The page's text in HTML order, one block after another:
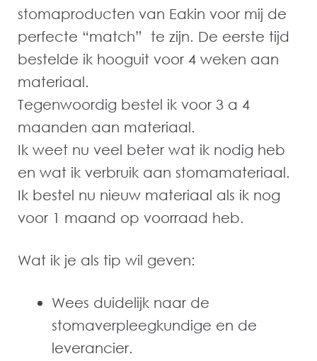
stomaproducten van Eakin voor mij de
perfecte “match” te zijn. De eerste tijd
bestelde ik hooguit voor 4 weken aan
materiaal.
Tegenwoordig bestel ik voor 3 a 4
maanden aan materiaal.
Ik weet nu veel beter wat ik nodig heb
en wat ik verbruik aan stomamateriaal.
Ik bestel nu nieuw materiaal als ik nog
voor 1 maand op voorraad heb.
Wat ik je als tip wil geven:
Wees duidelijk naar de
stomaverpleegkundige en de
leverancier.